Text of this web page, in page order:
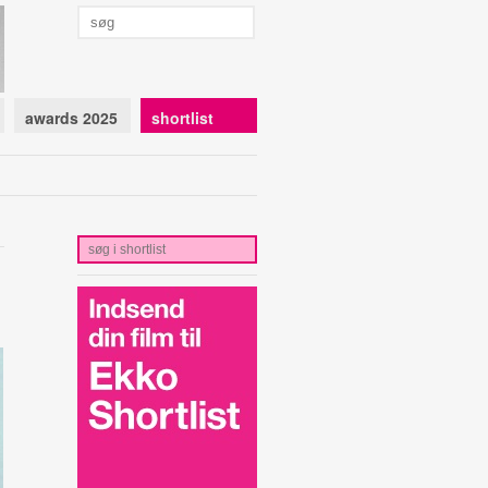
awards 2025 shortlist